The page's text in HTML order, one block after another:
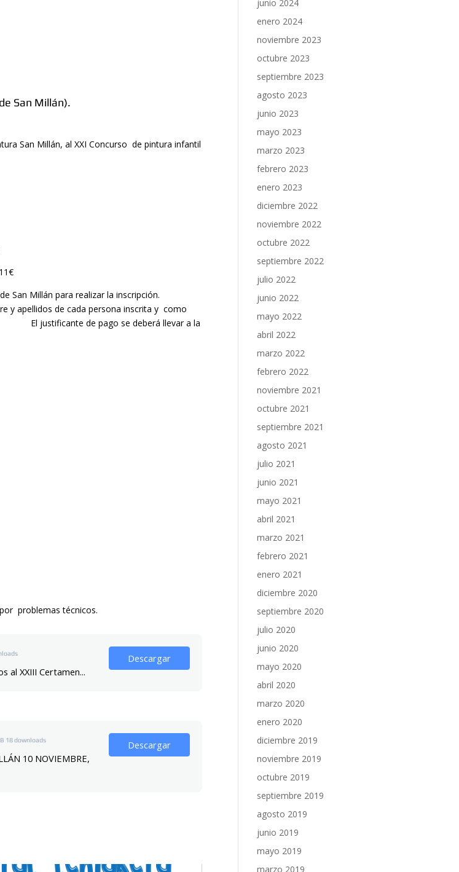
San Millán).
San Millán, al XXI Concurso de pintura infantil
San Millán para realizar la inscripción.
y apellidos de cada persona inscrita y como
pago se deberá llevar a la
problemas técnicos.
al XXIII Certamen...
Descargar
18 downloads
10 NOVIEMBRE,
Descargar
junio 2024
enero 2024
noviembre 2023
octubre 2023
septiembre 2023
agosto 2023
junio 2023
mayo 2023
marzo 2023
febrero 2023
enero 2023
diciembre 2022
noviembre 2022
octubre 2022
septiembre 2022
julio 2022
junio 2022
mayo 2022
abril 2022
marzo 2022
febrero 2022
noviembre 2021
octubre 2021
septiembre 2021
agosto 2021
julio 2021
junio 2021
mayo 2021
abril 2021
marzo 2021
febrero 2021
enero 2021
diciembre 2020
septiembre 2020
julio 2020
junio 2020
mayo 2020
abril 2020
marzo 2020
enero 2020
diciembre 2019
noviembre 2019
octubre 2019
septiembre 2019
agosto 2019
junio 2019
mayo 2019
marzo 2019